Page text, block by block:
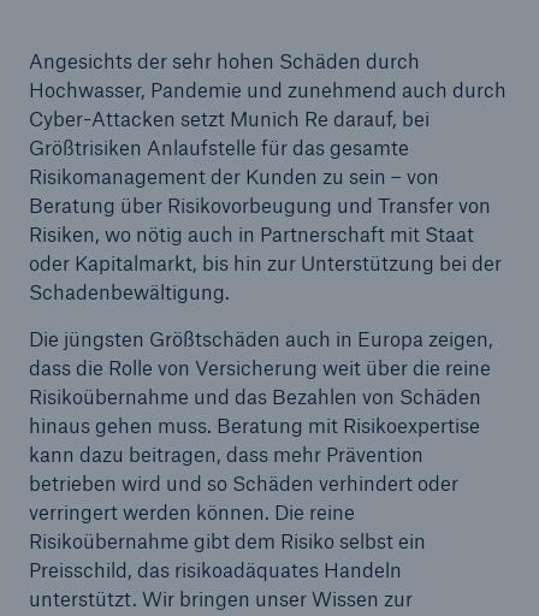
Angesichts der sehr hohen Schäden durch
Hochwasser, Pandemie und zunehmend auch durch
Cyber-Attacken setzt Munich Re darauf, bei
Größtrisiken Anlaufstelle für das gesamte
Risikomanagement der Kunden zu sein – von
Beratung über Risikovorbeugung und Transfer von
Risiken, wo nötig auch in Partnerschaft mit Staat
oder Kapitalmarkt, bis hin zur Unterstützung bei der
Schadenbewältigung.
Die jüngsten Größtschäden auch in Europa zeigen,
dass die Rolle von Versicherung weit über die reine
Risikoübernahme und das Bezahlen von Schäden
hinaus gehen muss. Beratung mit Risikoexpertise
kann dazu beitragen, dass mehr Prävention
betrieben wird und so Schäden verhindert oder
verringert werden können. Die reine
Risikoübernahme gibt dem Risiko selbst ein
Preisschild, das risikoadäquates Handeln
unterstützt. Wir bringen unser Wissen zur
MIRA Digital Suite